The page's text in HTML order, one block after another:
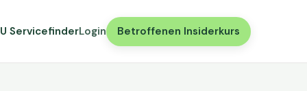
ServicefinderLogin Betroffenen Insiderkurs